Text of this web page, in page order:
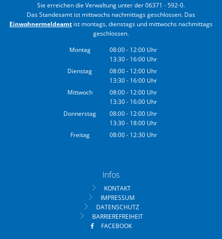
Sie erreichen die Verwaltung unter der 06371 - 592-0.
Das Standesamt ist mittwochs nachmittags geschlossen. Das
Einwohnermeldeamt ist montags, dienstags und mittwochs nachmittags
geschlossen.
Montag
08:00- 12:00 Uhr
Von 08:00 bis 12:00 Uhr
13:30- 16:00 Uhr
Von 13:30 bis 16:00 Uhr
Dienstag 08:00- 12:00 Uhr
Von 08:00 bis 12:00 Uhr
13:30- 16:00 Uhr
Von 13:30 bis 16:00 Uhr
Mittwoch 08:00- 12:00 Uhr
Von 08:00 bis 12:00 Uhr
13:30- 16:00 Uhr
Von 13:30 bis 16:00 Uhr
Donnerstag 08:00- 12:00 Uhr
Von 08:00 bis 12:00 Uhr
13:30- 18:00 Uhr
Von 13:30 bis 18:00 Uhr
Freitag 08:00- 12:30 Uhr
Infos
KONTAKT
IMPRESSUM
DATENSCHUTZ
BARRIEREFREIHEIT
FACEBOOK